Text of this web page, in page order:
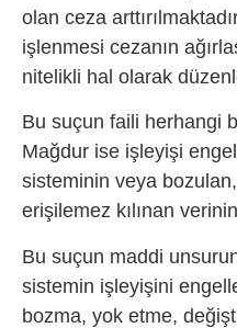
olan ceza
işlenmesi cezanın
nitelikli hal olarak
Bu suçun faili herhangi
Mağdur ise işleyişi
sisteminin veya
erişilemez kılınan
Bu suçun maddi
sistemin işleyişini
bozma, yok etme,